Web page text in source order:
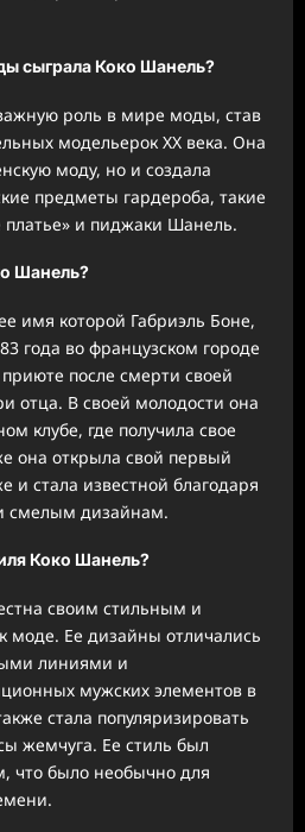
сыграла Коко Шанель?
роль в мире моды, став
модельерок XX века. Она
моду, но и создала
предметы гардероба, такие
платье» и пиджаки Шанель.
Шанель?
имя которой Габриэль Боне,
года во французском городе
после смерти своей
отца. В своей молодости она
клубе, где получила свое
она открыла свой первый
стала известной благодаря
смелым дизайнам.
Коко Шанель?
своим стильным и
моде. Ее дизайны отличались
линиями и
мужских элементов в
стала популяризировать
жемчуга. Ее стиль был
что было необычно для